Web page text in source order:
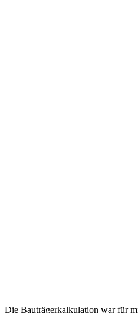
Die Bauträgerkalkulation war für